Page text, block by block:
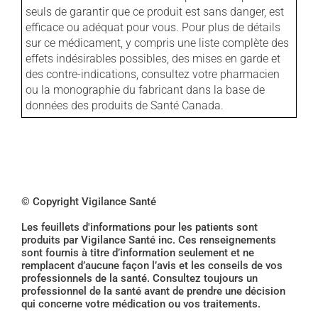
seuls de garantir que ce produit est sans danger, est
efficace ou adéquat pour vous. Pour plus de détails
sur ce médicament, y compris une liste complète des
effets indésirables possibles, des mises en garde et
des contre-indications, consultez votre pharmacien
ou la monographie du fabricant dans la base de
données des produits de Santé Canada.
© Copyright Vigilance Santé
Les feuillets d'informations pour les patients sont
produits par Vigilance Santé inc. Ces renseignements
sont fournis à titre d’information seulement et ne
remplacent d’aucune façon l’avis et les conseils de vos
professionnels de la santé. Consultez toujours un
professionnel de la santé avant de prendre une décision
qui concerne votre médication ou vos traitements.